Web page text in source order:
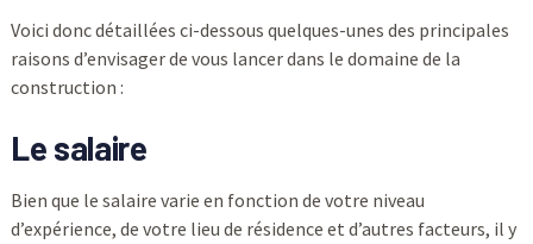
Voici donc détaillées ci-dessous quelques-unes des principales
raisons d’envisager de vous lancer dans le domaine de la
construction :
Le salaire
Bien que le salaire varie en fonction de votre niveau
d’expérience, de votre lieu de résidence et d’autres facteurs, il y